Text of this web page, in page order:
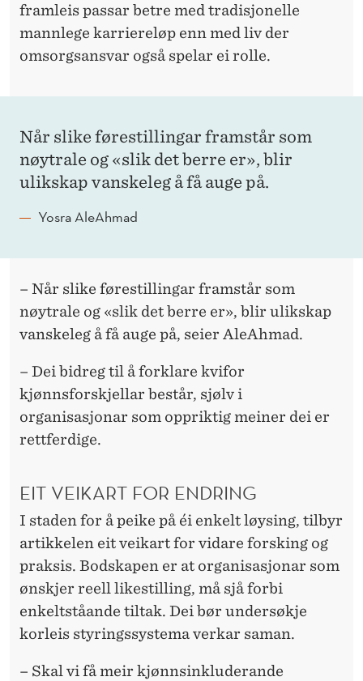
framleis passar betre med tradisjonelle
mannlege karriereløp enn med liv der
omsorgsansvar også spelar ei rolle.
Når slike førestillingar framstår som
nøytrale og «slik det berre er», blir
ulikskap vanskeleg å få auge på.
Yosra AleAhmad
– Når slike førestillingar framstår som
nøytrale og «slik det berre er», blir ulikskap
vanskeleg å få auge på, seier AleAhmad.
– Dei bidreg til å forklare kvifor
kjønnsforskjellar består, sjølv i
organisasjonar som oppriktig meiner dei er
rettferdige.
EIT VEIKART FOR ENDRING
I staden for å peike på éi enkelt løysing, tilbyr
artikkelen eit veikart for vidare forsking og
praksis. Bodskapen er at organisasjonar som
ønskjer reell likestilling, må sjå forbi
enkeltståande tiltak. Dei bør undersøkje
korleis styringssystema verkar saman.
– Skal vi få meir kjønnsinkluderande